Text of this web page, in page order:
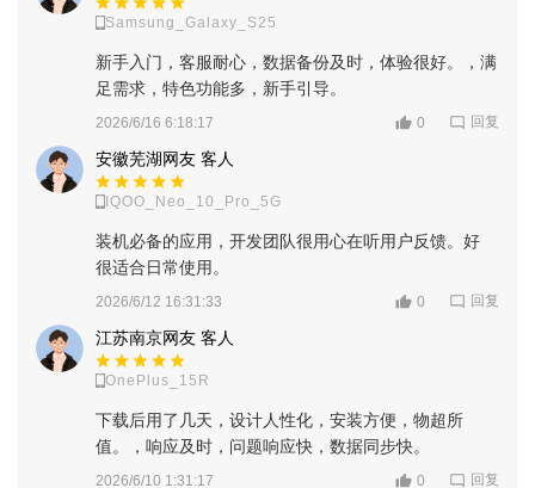
Samsung_Galaxy_S25
新手入门，客服耐心，数据备份及时，体验很好。，满
足需求，特色功能多，新手引导。
2026/6/16 6:18:17 0 回复
安徽芜湖网友 客人
IQOO_Neo_10_Pro_5G
装机必备的应用，开发团队很用心在听用户反馈。好
很适合日常使用。
2026/6/12 16:31:33 0 回复
江苏南京网友 客人
OnePlus_15R
下载后用了几天，设计人性化，安装方便，物超所
值。，响应及时，问题响应快，数据同步快。
2026/6/10 1:31:17 0 回复